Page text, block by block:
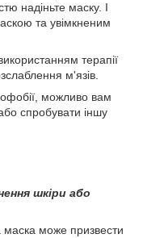
надіньте маску. І
та увімкненим
терапії
м'язів.
можливо вам
спробувати іншу
шкіри або
маска може призвести